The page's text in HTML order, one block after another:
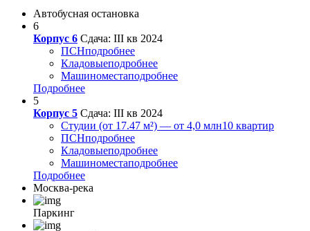
Автобусная остановка
6
Корпус 6 Сдача: III кв 2024
ПСНподробнее
Кладовыеподробнее
Машиноместаподробнее
Подробнее
5
Корпус 5 Сдача: III кв 2024
Студии (от 17.47 м²) — от 4,0 млн10 квартир
ПСНподробнее
Кладовыеподробнее
Машиноместаподробнее
Подробнее
Москва-река
Паркинг